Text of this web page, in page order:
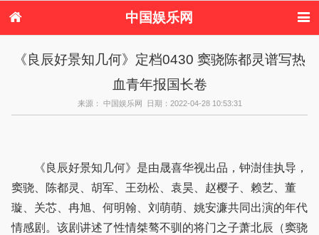
中国娱乐网
港台娱乐
日本娱乐 韩国娱乐
欧美娱乐
音乐新闻 影视新闻
港台明星八卦
日本韩国明星
欧美明星八卦
《良辰好景知几何》定档0430 窦骁陈都灵谱写热
血青年报国长卷
来源： 中国娱乐网 日期：2022-04-28 10:53:31
《良辰好景知几何》是由晟喜华视出品，钟澍佳执导，
窦骁、陈都灵、胡军、王劲松、袁昊、赵樱子、赖艺、董
璇、关芯、冉旭、何明翰、刘萌萌、姚安濂共同出演的年代
情感剧。该剧讲述了性情桀骜不驯的将门之子萧北辰（窦骁